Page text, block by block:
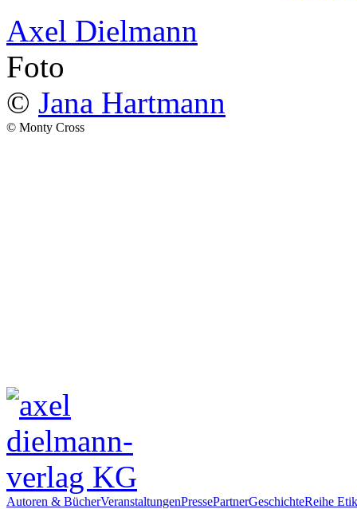
Axel Dielmann
Foto
© Jana Hartmann
© Monty Cross
Autoren & BücherVeranstaltungenPressePartnerGeschichteReihe